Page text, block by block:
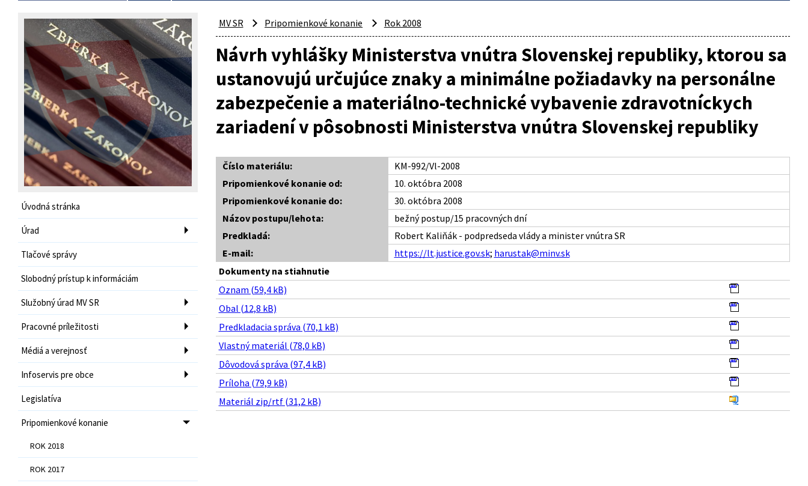
Úvodná stránka
Úrad
Tlačové správy
Slobodný prístup k informáciám
Služobný úrad MV SR
Pracovné príležitosti
Médiá a verejnosť
Infoservis pre obce
Legislatíva
Pripomienkové konanie
ROK 2018
ROK 2017
MV SR Pripomienkové konanie Rok 2008
Návrh vyhlášky Ministerstva vnútra Slovenskej republiky, ktorou sa
ustanovujú určujúce znaky a minimálne požiadavky na personálne
zabezpečenie a materiálno-technické vybavenie zdravotníckych
zariadení v pôsobnosti Ministerstva vnútra Slovenskej republiky
Číslo materiálu:
KM-992/Vl-2008
Pripomienkové konanie od:
10. októbra 2008
Pripomienkové konanie do:
30. októbra 2008
Názov postupu/lehota:
bežný postup/15 pracovných dní
Predkladá:
Robert Kaliňák - podpredseda vlády a minister vnútra SR
E-mail:
https://lt.justice.gov.sk; harustak@minv.sk
Dokumenty na stiahnutie
Oznam (59,4 kB)
Obal (12,8 kB)
Predkladacia správa (70,1 kB)
Vlastný materiál (78,0 kB)
Dôvodová správa (97,4 kB)
Príloha (79,9 kB)
Materiál zip/rtf (31,2 kB)